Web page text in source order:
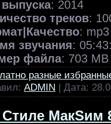
: 2014
треков:
:
звучания:
файла: 703 MB
разные
ADMIN | Дата:
МакSим